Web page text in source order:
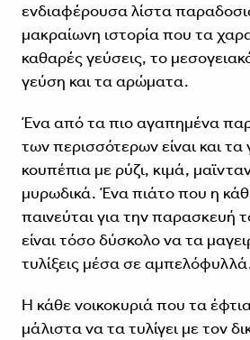
ενδιαφέρουσα λίστα
μακραίωνη ιστορία που τα
καθαρές γεύσεις, το
γεύση και τα αρώματα.
Ένα από τα πιο αγαπημένα
των περισσότερων είναι και
κουπέπια με ρύζι, κιμά,
μυρωδικά. Ένα πιάτο που η
παινεύται για την παρασκευή
είναι τόσο δύσκολο να τα
τυλίξεις μέσα σε
Η κάθε νοικοκυριά που τα
μάλιστα να τα τυλίγει με τον